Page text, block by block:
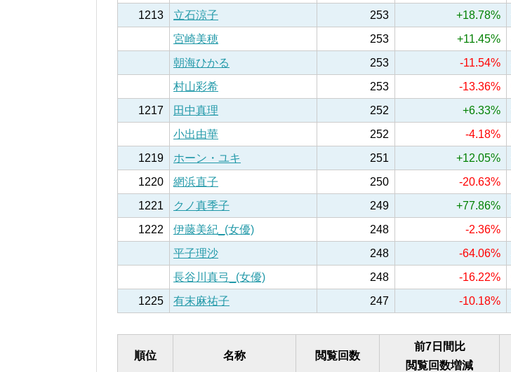
1213
立石涼子 253 +18.78%
宮崎美穂
253 +11.45%
朝海ひかる
253 -11.54%
村山彩希
253 -13.36%
1217
田中真理 252 +6.33%
小出由華
252 -4.18%
1219
ホーン・ユキ 251 +12.05%
1220
網浜直子 250 -20.63%
1221
クノ真季子 249 +77.86%
1222
伊藤美紀_(女優) 248 -2.36%
平子理沙
248 -64.06%
長谷川真弓_(女優)
248 -16.22%
1225
有末麻祐子 247 -10.18%
順位 名称 閲覧回数
前7日間比
閲覧回数増減